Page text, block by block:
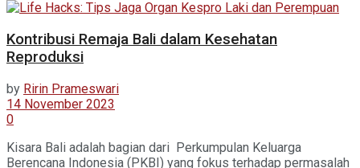
Kontribusi Remaja Bali dalam Kesehatan
Reproduksi
by Ririn Prameswari
14 November 2023
0
Kisara Bali adalah bagian dari Perkumpulan Keluarga
Berencana Indonesia (PKBI) yang fokus terhadap permasalah